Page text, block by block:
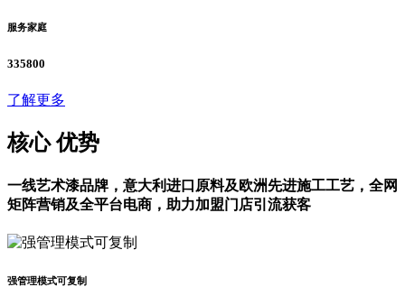
服务家庭
335800
了解更多
核心优势
一线艺术漆品牌，意大利进口原料及欧洲先进施工工艺，全网
矩阵营销及全平台电商，助力加盟门店引流获客
强管理模式可复制